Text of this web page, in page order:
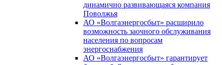
динамично развивающаяся компания
Поволжья
АО «Волгаэнергосбыт» расширило
возможность заочного обслуживания
населения по вопросам
энергоснабжения
АО «Волгаэнергосбыт» гарантирует